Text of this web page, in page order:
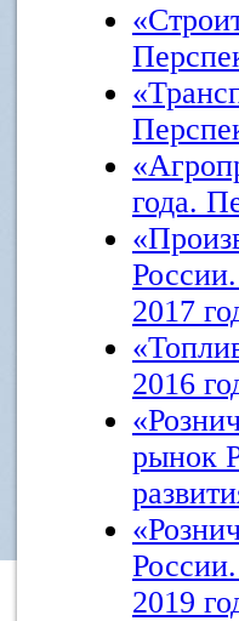
года.
2017
2016
рынок
2019